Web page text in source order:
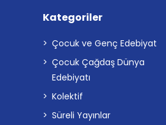
Kategoriler
Çocuk ve Genç Edebiyat
Çocuk Çağdaş Dünya
Edebiyatı
Kolektif
Süreli Yayınlar